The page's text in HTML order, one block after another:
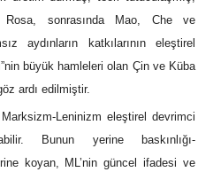
Rosa, sonrasında Mao, Che ve
aydınların katkılarının eleştirel
büyük hamleleri olan Çin ve Küba
ardı edilmiştir.
Leninizm eleştirel devrimci
Bunun yerine baskınlığı-
koyan, ML’nin güncel ifadesi ve